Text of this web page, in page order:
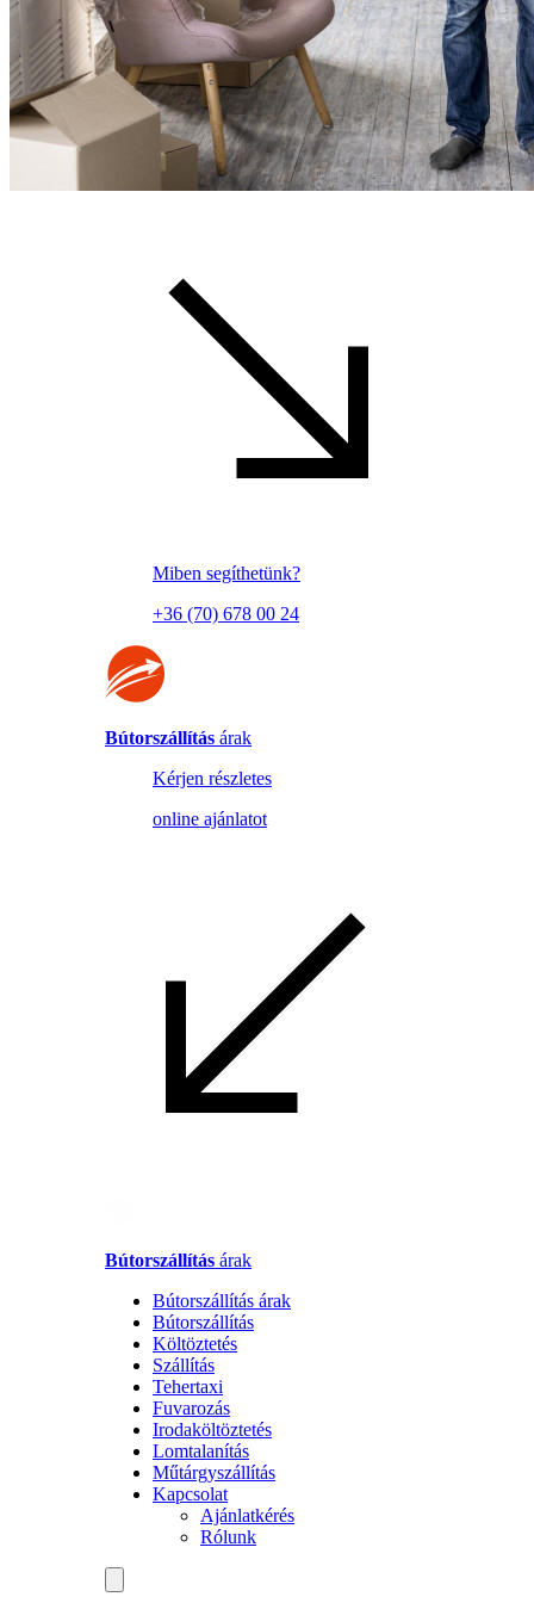
Miben segíthetünk?
+36 (70) 678 00 24
Bútorszállítás árak
Kérjen részletes
online ajánlatot
Bútorszállítás árak
Bútorszállítás árak
Bútorszállítás
Költöztetés
Szállítás
Tehertaxi
Fuvarozás
Irodaköltöztetés
Lomtalanítás
Műtárgyszállítás
Kapcsolat
Ajánlatkérés
Rólunk